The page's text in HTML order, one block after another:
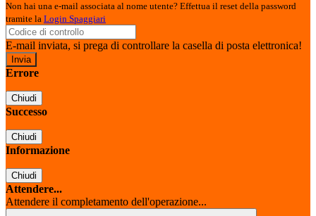
Non hai una e-mail associata al nome utente? Effettua il reset della password
tramite la Login Spaggiari
E-mail inviata, si prega di controllare la casella di posta elettronica!
Errore
Chiudi
Successo
Chiudi
Informazione
Chiudi
Attendere...
Attendere il completamento dell'operazione...